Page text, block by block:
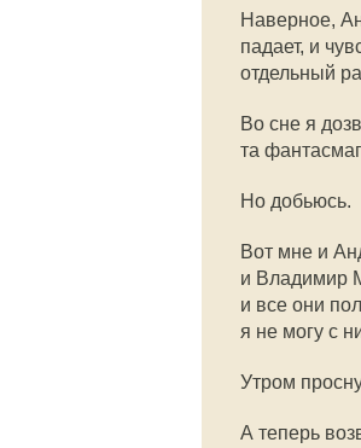
Наверное,
падает, и
отдельный
Во сне я
та
Но добьюсь.
Вот мне и
и Владимир
и все они
я не могу с
Утром
А теперь